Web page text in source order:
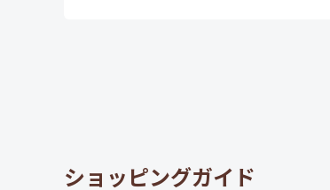
ショッピングガイド